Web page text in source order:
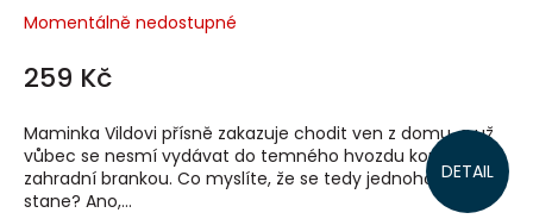
Momentálně nedostupné
259 Kč
DETAIL
Maminka Vildovi přísně zakazuje chodit ven z domu, a už
vůbec se nesmí vydávat do temného hvozdu kousek za
zahradní brankou. Co myslíte, že se tedy jednoho dne
stane? Ano,...